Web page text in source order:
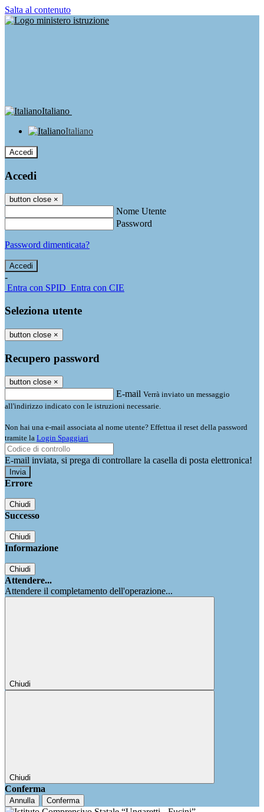
Salta al contenuto
Italiano
Italiano
Accedi
Accedi
button close ×
Nome Utente
Password
Password dimenticata?
-
Entra con SPID Entra con CIE
Seleziona utente
button close ×
Recupero password
button close ×
E-mail Verrà inviato un messaggio
all'indirizzo indicato con le istruzioni necessarie.
Non hai una e-mail associata al nome utente? Effettua il reset della password
tramite la Login Spaggiari
E-mail inviata, si prega di controllare la casella di posta elettronica!
Errore
Chiudi
Successo
Chiudi
Informazione
Chiudi
Attendere...
Attendere il completamento dell'operazione...
Chiudi
Chiudi
Conferma
Annulla Conferma